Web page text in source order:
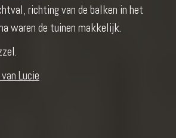
richting van de balken in het
waren de tuinen makkelijk.
Lucie